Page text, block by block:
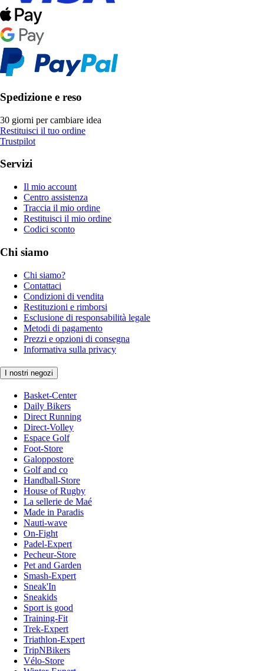
Spedizione e reso
30 giorni per cambiare idea
Restituisci il tuo ordine
Trustpilot
Servizi
Il mio account
Centro assistenza
Traccia il mio ordine
Restituisci il mio ordine
Codici sconto
Chi siamo
Chi siamo?
Contattaci
Condizioni di vendita
Restituzioni e rimborsi
Esclusione di responsabilità legale
Metodi di pagamento
Prezzi e opzioni di consegna
Informativa sulla privacy
I nostri negozi
Basket-Center
Daily Bikers
Direct Running
Direct-Volley
Espace Golf
Foot-Store
Galoppostore
Golf and co
Handball-Store
House of Rugby
La sellerie de Maé
Made in Paradis
Nauti-wave
On-Fight
Padel-Expert
Pecheur-Store
Pet and Garden
Smash-Expert
Sneak'In
Sneakids
Sport is good
Training-Fit
Trek-Expert
Triathlon-Expert
TripNBikers
Vélo-Store